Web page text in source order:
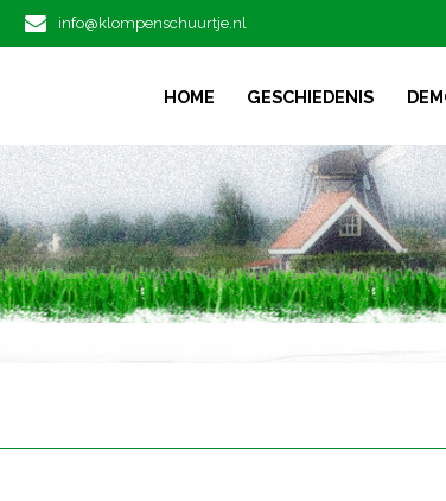
info@klompenschuurtje.nl
HOME GESCHIEDENIS